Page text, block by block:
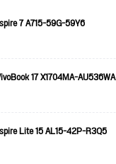
7 A715-59G-59Y6
17 X1704MA-AU536WA
Lite 15 AL15-42P-R3Q5